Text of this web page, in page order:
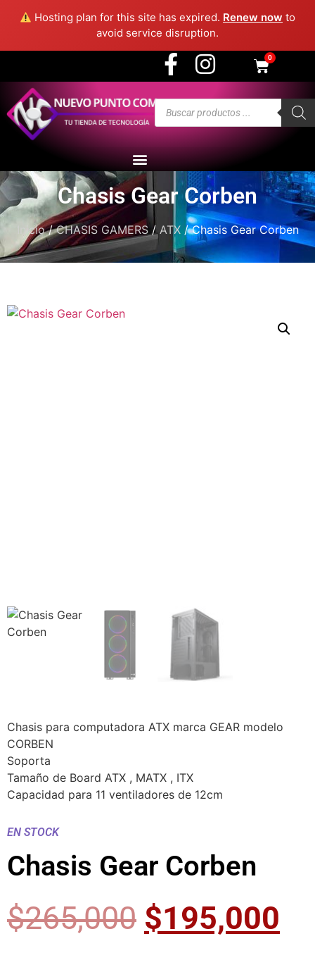
Hosting plan for this site has expired. Renew now to
avoid service disruption.
- Medellín
0
Chasis Gear Corben
Inicio/CHASIS GAMERS/ ATX/ Chasis Gear Corben
Chasis para computadora ATX marca GEAR modelo
CORBEN
Soporta
Tamaño de Board ATX , MATX , ITX
Capacidad para 11 ventiladores de 12cm
EN STOCK
Chasis Gear Corben
$265,000 $195,000